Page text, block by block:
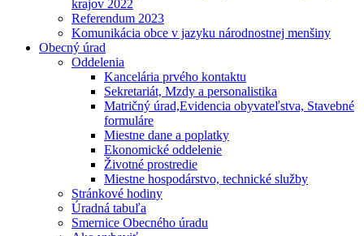
krajov 2022
Referendum 2023
Komunikácia obce v jazyku národnostnej menšiny
Obecný úrad
Oddelenia
Kancelária prvého kontaktu
Sekretariát, Mzdy a personalistika
Matričný úrad,Evidencia obyvateľstva, Stavebné
formuláre
Miestne dane a poplatky
Ekonomické oddelenie
Životné prostredie
Miestne hospodárstvo, technické služby
Stránkové hodiny
Úradná tabuľa
Smernice Obecného úradu